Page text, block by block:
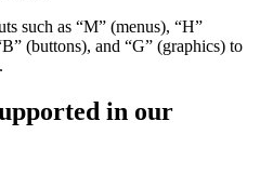
such as “M” (menus), “H”
(buttons), and “G” (graphics) to
in our